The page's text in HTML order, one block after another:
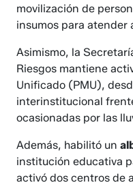
movilización de
insumos para atender
Asimismo, la
Riesgos mantiene
Unificado (PMU),
interinstitucional
ocasionadas por las
Además, habilitó un
institución educativa
activó dos centros de